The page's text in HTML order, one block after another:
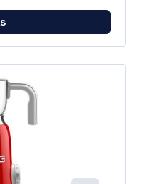
ml Spannung: